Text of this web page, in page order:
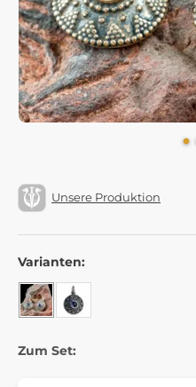
Unsere Produktion
Varianten:
Zum Set: